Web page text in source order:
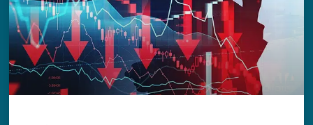
Nos data
Notre groupe
Nos partenaires